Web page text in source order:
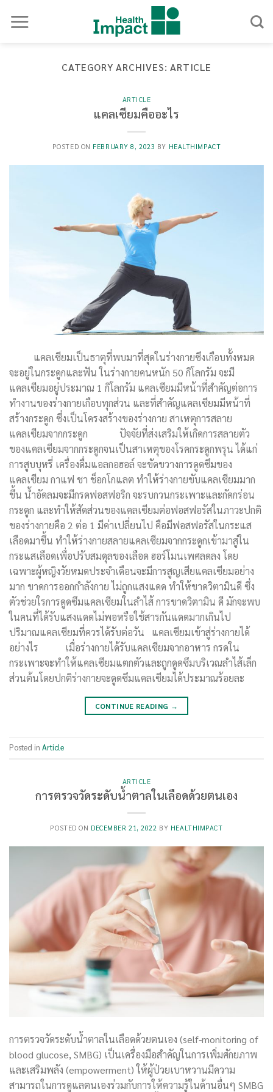
CATEGORY ARCHIVES:ARTICLE
ARTICLE
แคลเซียมคืออะไร
POSTED ON FEBRUARY 8, 2023 BY HEALTHIMPACT
แคลเซียมเป็นธาตุที่พบมาที่สุดในร่างกายซึงเกือบทั้งหมด
จะอยู่ในกระดูกและฟัน ในร่างกายคนหนัก 50 กิโลกรัม จะมี
แคลเซียมอยู่ประมาณ 1 กิโลกรัม แคลเซียมมีหน้าที่สำคัญต่อการ
ทำงานของร่างกายเกือบทุกส่วน และที่สำคัญแคลเซียมมีหน้าที่
สร้างกระดูก ซึ่งเป็นโครงสร้างของร่างกาย สาเหตุการสลาย
แคลเซียมจากกระดูก ปัจจัยที่ส่งเสริมให้เกิดการสลายตัว
ของแคลเซียมจากกระดูกจนเป็นสาเหตุของโรคกระดูกพรุน ได้แก่
การสูบบุหรี่ เครื่องดื่มแอลกอฮอล์ จะขัดขวางการดูดซึมของ
แคลเซียม กาแฟ ชา ช็อกโกแลต ทำให้ร่างกายขับแคลเซียมมาก
ขึ้น น้ำอัดลมจะมีกรดฟอสฟอริก จะรบกวนกระเพาะและกัดกร่อน
กระดูก และทำให้สัดส่วนของแคลเซียมต่อฟอสฟอรัสในภาวะปกติ
ของร่างกายคือ 2 ต่อ 1 มีค่าเปลี่ยนไป คือมีฟอสฟอรัสในกระแส
เลือดมาขึ้น ทำให้ร่างกายสลายแคลเซียมจากกระดูกเข้ามาสู่ใน
กระแสเลือดเพื่อปรับสมดุลของเลือด ฮอร์โมนเพศลดลง โดย
เฉพาะผู้หญิงวัยหมดประจำเดือนจะมีการสูญเสียแคลเซียมอย่าง
มาก ขาดการออกกำลังกาย ไม่ถูกแสงแดด ทำให้ขาดวิตามินดี ซึ่ง
ตัวช่วยใรการดูดซึมแคลเซียมในลำไส้ การขาดวิตามิน ดี มักจะพบ
ในคนที่ได้รับแสงแดดไม่พอหรือใช้สารกันแดดมากเกินไป
ปริมาณแคลเซียมที่ควรได้รับต่อวัน แคลเซียมเข้าสู่ร่างกายได้
อย่างไร เมื่อร่างกายได้รับแคลเซียมจากอาหาร กรดใน
กระเพาะจะทำให้แคลเซียมแตกตัวและถูกดูดซึมบริเวณลำไส้เล็ก
ส่วนต้นโดยปกติร่างกายจะดูดซึมแคลเซียมได้ประมาณร้อยละ
CONTINUE READING →
Posted in Article
ARTICLE
การตรวจวัดระดับน้ำตาลในเลือดด้วยตนเอง
POSTED ON DECEMBER 21, 2022 BY HEALTHIMPACT
การตรวจวัดระดับน้ำตาลในเลือดด้วยตนเอง (self-monitoring of
blood glucose, SMBG) เป็นเครื่องมือสำคัญในการเพิ่มศักยภาพ
และเสริมพลัง (empowerment) ให้ผู้ป่วยเบาหวานมีความ
สามารถในการดูแลตนเองร่วมกับการให้ความรู้ในด้านอื่นๆ SMBG